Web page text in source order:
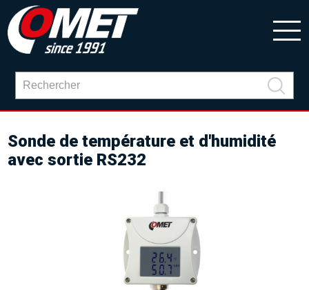
Sonde de température et d'humidité
avec sortie RS232